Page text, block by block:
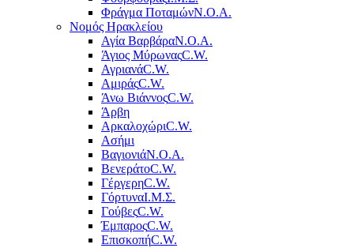
Φράγμα ΠοταμώνΝ.Ο.Α.
Νομός Ηρακλείου
Αγία ΒαρβάραΝ.Ο.Α.
Άγιος ΜύρωναςC.W.
ΑγριανάC.W.
ΑμιράςC.W.
Άνω ΒιάννοςC.W.
Άρβη
ΑρκαλοχώριC.W.
Ασήμι
ΒαγιονιάΝ.Ο.Α.
ΒενεράτοC.W.
ΓέργερηC.W.
ΓόρτυναΙ.Μ.Σ.
ΓούβεςC.W.
ΈμπαροςC.W.
ΕπισκοπήC.W.